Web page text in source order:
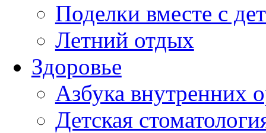
Поделки вместе с
Летний отдых
Здоровье
Азбука внутренних
Детская